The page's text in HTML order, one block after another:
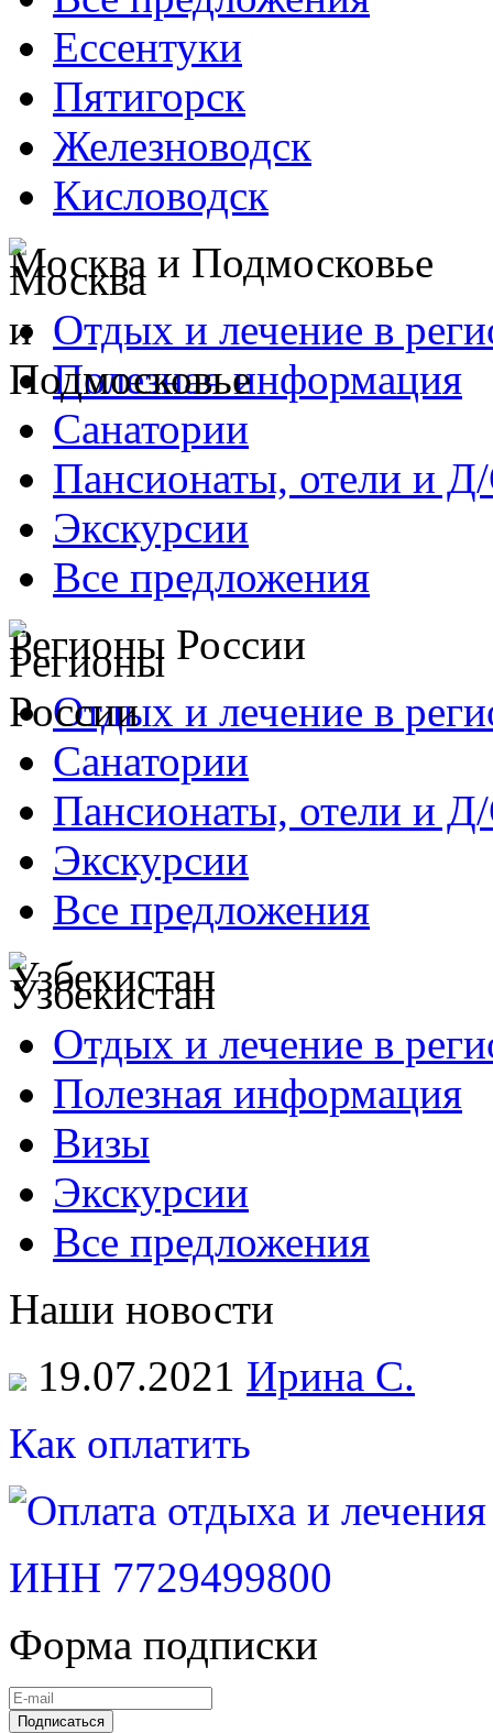
Ессентуки
Пятигорск
Железноводск
Кисловодск
Москва и Подмосковье
Отдых и лечение в
Полезная информация
Санатории
Пансионаты, отели и
Экскурсии
Все предложения
Регионы России
Отдых и лечение в
Санатории
Пансионаты, отели и
Экскурсии
Все предложения
Узбекистан
Отдых и лечение в
Полезная информация
Визы
Экскурсии
Все предложения
Наши новости
19.07.2021 Ирина С.
Как оплатить
ИНН 7729499800
Форма подписки
Подписаться